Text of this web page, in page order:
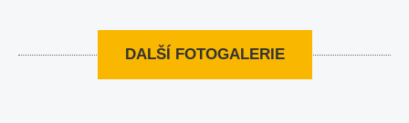
DALŠÍ FOTOGALERIE